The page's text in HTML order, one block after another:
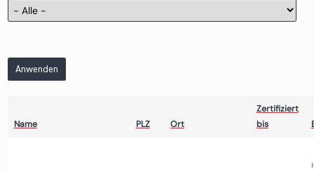
Anwenden
Name PLZ Ort
Zertifiziert
bis